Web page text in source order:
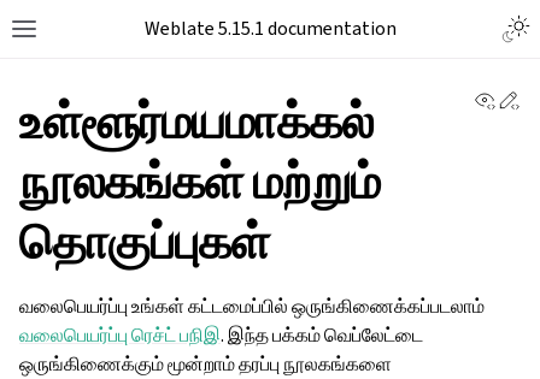
Weblate 5.15.1 documentation
உள்ளூர்மயமாக்கல்
நூலகங்கள் மற்றும்
தொகுப்புகள்
வலைபெயர்ப்பு உங்கள் கட்டமைப்பில் ஒருங்கிணைக்கப்படலாம்
வலைபெயர்ப்பு ரெச்ட் பநிஇ. இந்த பக்கம் வெப்லேட்டை
ஒருங்கிணைக்கும் மூன்றாம் தரப்பு நூலகங்களை